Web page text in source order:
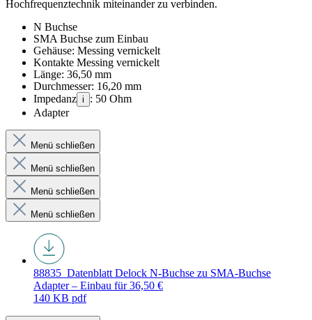
Hochfrequenztechnik miteinander zu verbinden.
N Buchse
SMA Buchse zum Einbau
Gehäuse: Messing vernickelt
Kontakte Messing vernickelt
Länge: 36,50 mm
Durchmesser: 16,20 mm
Impedanz i
: 50 Ohm
Adapter
Menü schließen
Menü schließen
Menü schließen
Menü schließen
88835_Datenblatt Delock N-Buchse zu SMA-Buchse
Adapter – Einbau für 36,50 €
140 KB pdf